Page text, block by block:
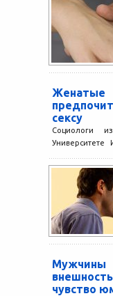
сексу
Социологи
респонденты...
чувство